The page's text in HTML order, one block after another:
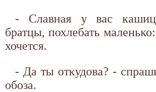
- Славная у вас
братцы, похлебать
хочется.
- Да ты откудова? -
обоза.